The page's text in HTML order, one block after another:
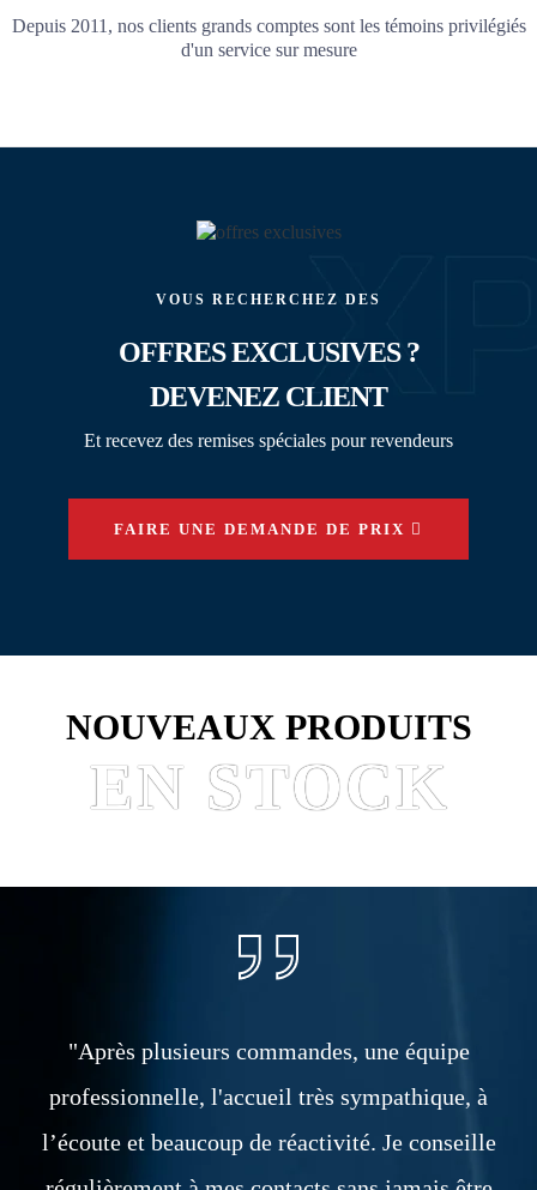
Depuis 2011, nos clients grands comptes sont les témoins privilégiés
d'un service sur mesure
VOUS RECHERCHEZ DES
OFFRES EXCLUSIVES ?
DEVENEZ CLIENT
Et recevez des remises spéciales pour revendeurs
FAIRE UNE DEMANDE DE PRIX
NOUVEAUX PRODUITS
EN STOCK
"Après plusieurs commandes, une équipe
professionnelle, l'accueil très sympathique, à
l’écoute et beaucoup de réactivité. Je conseille